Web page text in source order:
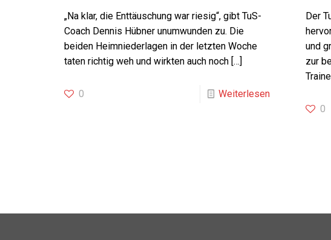
„Na klar, die Enttäuschung war riesig“, gibt TuS-
Coach Dennis Hübner unumwunden zu. Die
beiden Heimniederlagen in der letzten Woche
taten richtig weh und wirkten auch noch[…]
0 Weiterlesen
Der
und
zur
0